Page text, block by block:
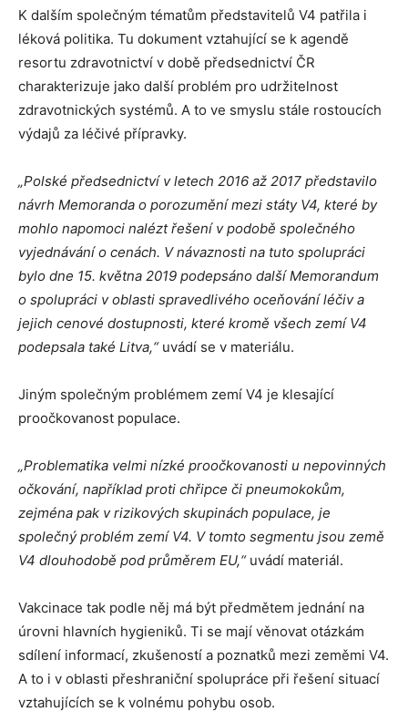
K dalším společným tématům představitelů V4 patřila i
léková politika. Tu dokument vztahující se k agendě
resortu zdravotnictví v době předsednictví ČR
charakterizuje jako další problém pro udržitelnost
zdravotnických systémů. A to ve smyslu stále rostoucích
výdajů za léčivé přípravky.
„Polské předsednictví v letech 2016 až 2017 představilo
návrh Memoranda o porozumění mezi státy V4, které by
mohlo napomoci nalézt řešení v podobě společného
vyjednávání o cenách. V návaznosti na tuto spolupráci
bylo dne 15. května 2019 podepsáno další Memorandum
o spolupráci v oblasti spravedlivého oceňování léčiv a
jejich cenové dostupnosti, které kromě všech zemí V4
podepsala také Litva,“uvádí se v materiálu.
Jiným společným problémem zemí V4 je klesající
proočkovanost populace.
„Problematika velmi nízké proočkovanosti u nepovinných
očkování, například proti chřipce či pneumokokům,
zejména pak v rizikových skupinách populace, je
společný problém zemí V4. V tomto segmentu jsou země
V4 dlouhodobě pod průměrem EU,“uvádí materiál.
Vakcinace tak podle něj má být předmětem jednání na
úrovni hlavních hygieniků. Ti se mají věnovat otázkám
sdílení informací, zkušeností a poznatků mezi zeměmi V4.
A to i v oblasti přeshraniční spolupráce při řešení situací
vztahujících se k volnému pohybu osob.